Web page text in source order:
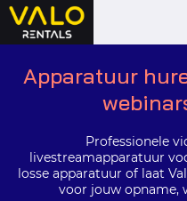
Hoofdmenu
overslaan
huren
livestreams,
webinars
Apparatuur
Professionele
livestreamapparatuur
losse apparatuur of laat
voor jouw opname,